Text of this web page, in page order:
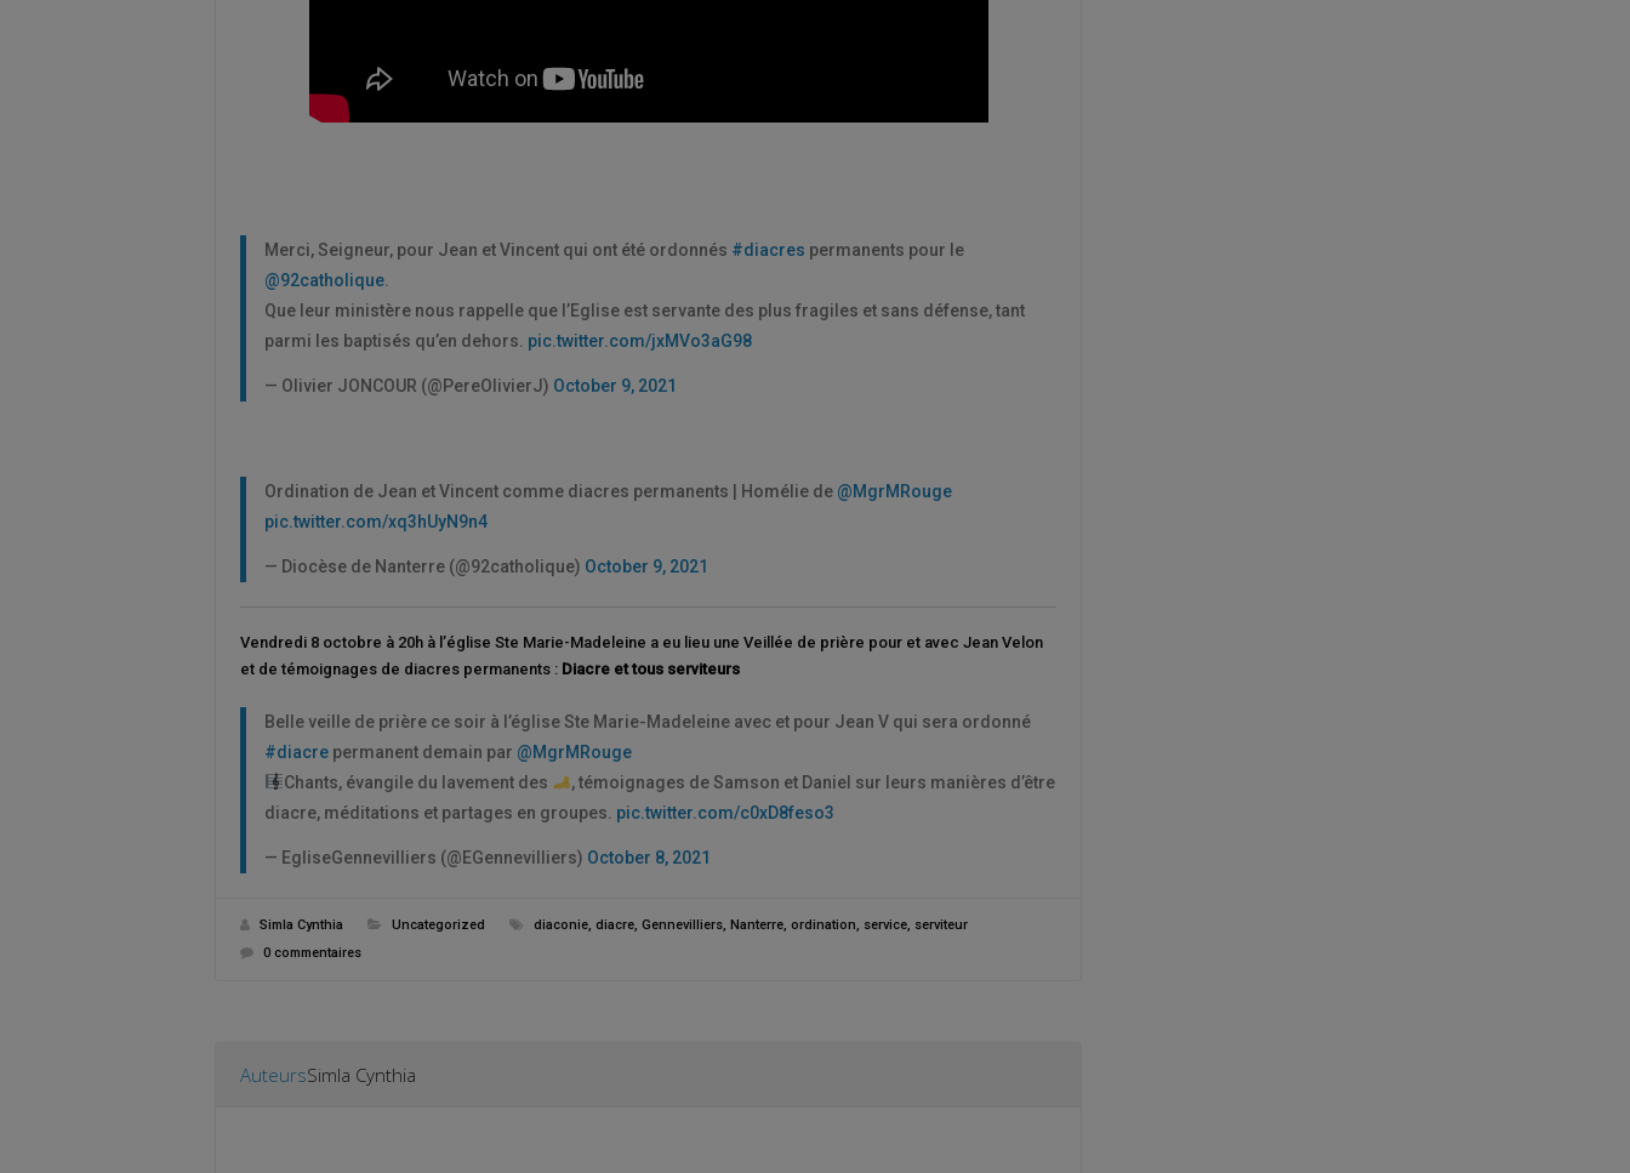
Merci, Seigneur, pour Jean et Vincent qui ont été ordonnés #diacres permanents pour le
@92catholique
Que leur ministère nous rappelle que l’Eglise est servante des plus fragiles et sans défense, tant
parmi les baptisés qu’en dehors. pic.twitter.com/jxMVo3aG98
— Olivier JONCOUR (@PereOlivierJ) October 9, 2021
Ordination de Jean et Vincent comme diacres permanents | Homélie de @MgrMRouge
pic.twitter.com/xq3hUyN9n4
— Diocèse de Nanterre (@92catholique) October 9, 2021
Vendredi 8 octobre à 20h à l’église Ste Marie-Madeleine a eu lieu une Veillée de prière pour et avec Jean Velon
et de témoignages de diacres permanents : Diacre et tous serviteurs
Belle veille de prière ce soir à l’église Ste Marie-Madeleine avec et pour Jean V qui sera ordonné
#diacre permanent demain par @MgrMRouge
Chants, évangile du lavement des
, témoignages de Samson et Daniel sur leurs manières d’être
diacre, méditations et partages en groupes. pic.twitter.com/c0xD8feso3
— EgliseGennevilliers (@EGennevilliers) October 8, 2021
Simla Cynthia Uncategorized diaconie diacre Gennevilliers Nanterre ordination service serviteur
0 commentaires
AuteursSimla Cynthia